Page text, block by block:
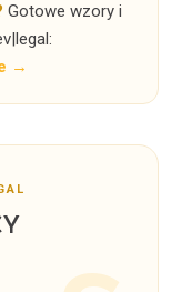
Gotowe wzory i
→